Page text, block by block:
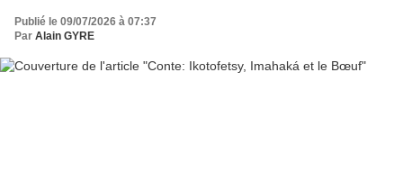
Publié le 09/07/2026 à 07:37
Par Alain GYRE